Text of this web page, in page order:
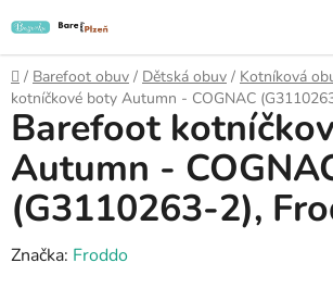
na
obsah
Domů
/ Barefoot obuv / Dětská obuv / Kotníková
kotníčkové boty Autumn - COGNAC
Barefoot
Autumn -
(G3110263-2),
Značka: Froddo